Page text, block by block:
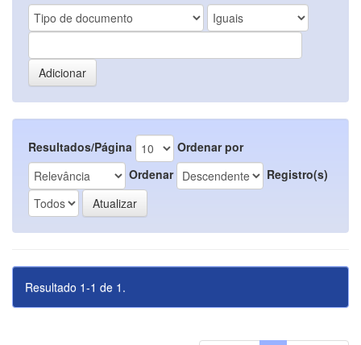
Resultados/Página
Ordenar por
Ordenar
Registro(s)
Resultado 1-1 de 1.